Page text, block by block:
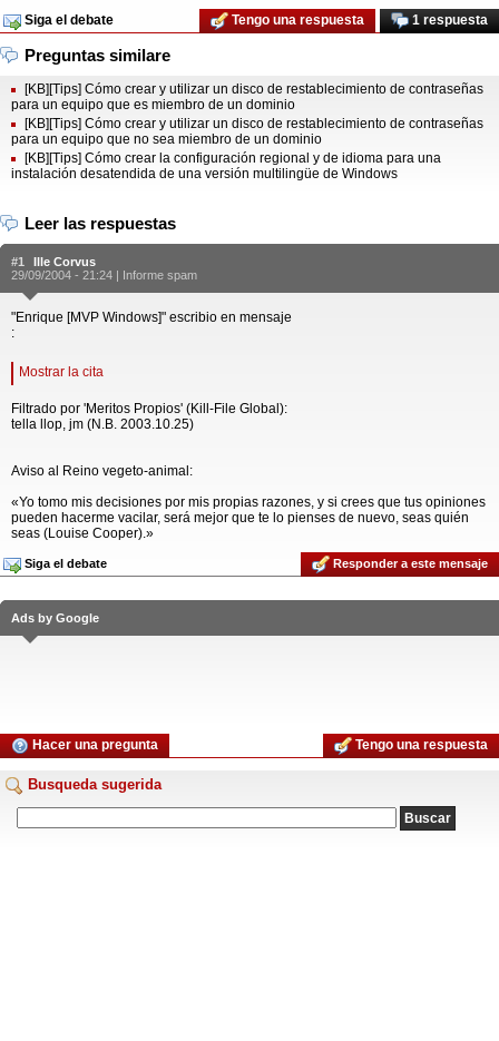
Siga el debate 1 respuesta
Tengo una respuesta
Preguntas similare
[KB][Tips] Cómo crear y utilizar un disco de restablecimiento de contraseñas
para un equipo que es miembro de un dominio
[KB][Tips] Cómo crear y utilizar un disco de restablecimiento de contraseñas
para un equipo que no sea miembro de un dominio
[KB][Tips] Cómo crear la configuración regional y de idioma para una
instalación desatendida de una versión multilingüe de Windows
Leer las respuestas
#1
Ille Corvus
29/09/2004 - 21:24 | Informe spam
"Enrique [MVP Windows]" escribio en mensaje
:
Mostrar la cita
Filtrado por 'Meritos Propios' (Kill-File Global):
tella llop, jm (N.B. 2003.10.25)
Aviso al Reino vegeto-animal:
«Yo tomo mis decisiones por mis propias razones, y si crees que tus opiniones
pueden hacerme vacilar, será mejor que te lo pienses de nuevo, seas quién
seas (Louise Cooper).»
Siga el debate Responder a este mensaje
Ads by Google
Hacer una pregunta Tengo una respuesta
Busqueda sugerida